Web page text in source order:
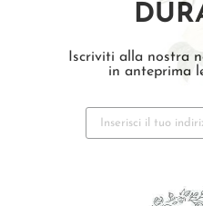
Iscriviti alla nostra
in anteprima